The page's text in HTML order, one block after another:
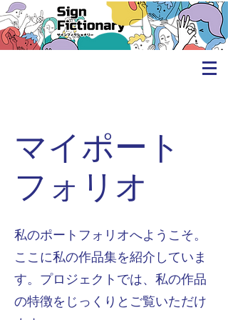
マイポート
フォリオ
私のポートフォリオへようこそ。
ここに私の作品集を紹介していま
す。プロジェクトでは、私の作品
の特徴をじっくりとご覧いただけ